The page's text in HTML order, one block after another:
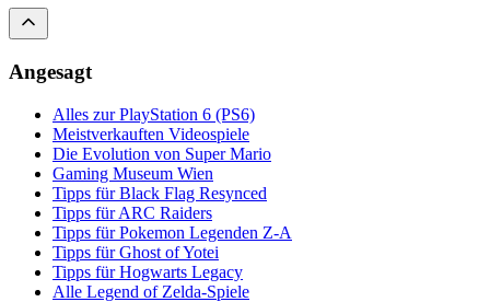
Angesagt
Alles zur PlayStation 6 (PS6)
Meistverkauften Videospiele
Die Evolution von Super Mario
Gaming Museum Wien
Tipps für Black Flag Resynced
Tipps für ARC Raiders
Tipps für Pokemon Legenden Z-A
Tipps für Ghost of Yotei
Tipps für Hogwarts Legacy
Alle Legend of Zelda-Spiele